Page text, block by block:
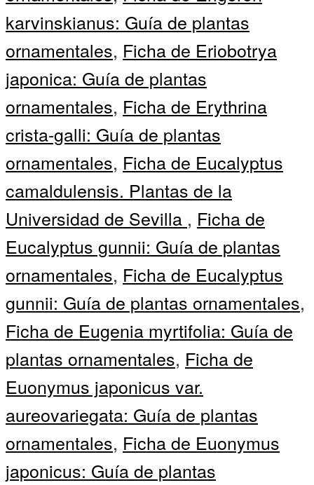
karvinskianus: Guía de plantas
ornamentales, Ficha de Eriobotrya
japonica: Guía de plantas
ornamentales, Ficha de Erythrina
crista-galli: Guía de plantas
ornamentales, Ficha de Eucalyptus
camaldulensis. Plantas de la
Universidad de Sevilla , Ficha de
Eucalyptus gunnii: Guía de plantas
ornamentales, Ficha de Eucalyptus
gunnii: Guía de plantas ornamentales,
Ficha de Eugenia myrtifolia: Guía de
plantas ornamentales, Ficha de
Euonymus japonicus var.
aureovariegata: Guía de plantas
ornamentales, Ficha de Euonymus
japonicus: Guía de plantas